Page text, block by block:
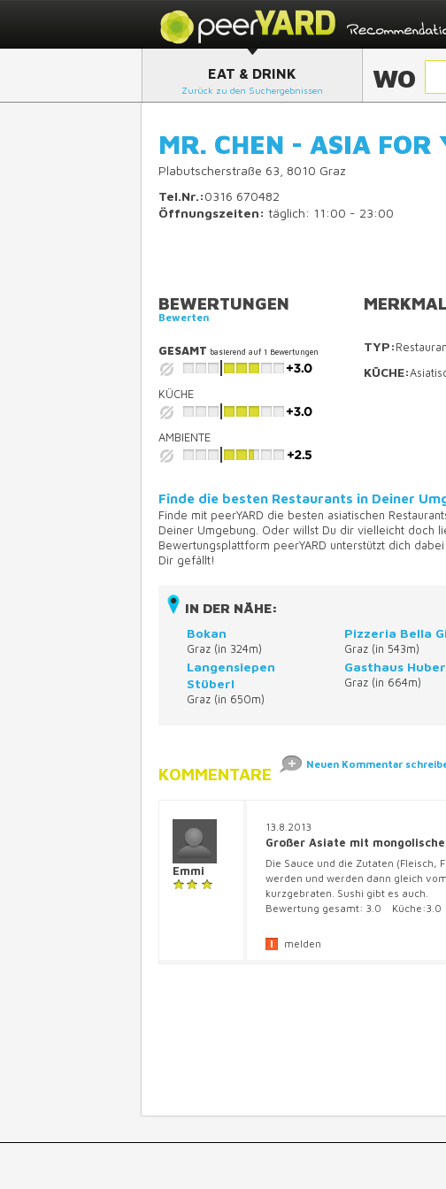
EAT & DRINK
Zurück zu den Suchergebnissen WO
MR. CHEN - ASIA FOR
Plabutscherstraße 63, 8010 Graz
Tel.Nr.:0316 670482
Öffnungszeiten: täglich: 11:00 - 23:00
BEWERTUNGEN
Bewerten
GESAMT basierend auf 1 Bewertungen
KÜCHE
AMBIENTE
TYP:
KÜCHE:
Finde die besten Restaurants in Deiner
Finde mit peerYARD die besten asiatischen
Deiner Umgebung. Oder willst Du dir vielleicht doch
Bewertungsplattform peerYARD unterstützt dich
Dir gefällt!
IN DER NÄHE:
Bokan
Graz (in 324m)
Pizzeria Bella
Graz (in 543m)
Langensiepen
Stüberl
Graz (in 650m)
Gasthaus
Graz (in 664m)
KOMMENTARE Neuen Kommentar
Emmi
13.8.2013
Großer Asiate mit
Die Sauce und die Zutaten (Fleisch,
werden und werden dann gleich
kurzgebraten. Sushi gibt es auch.
Bewertung gesamt: 3.0 Küche:3.0
melden